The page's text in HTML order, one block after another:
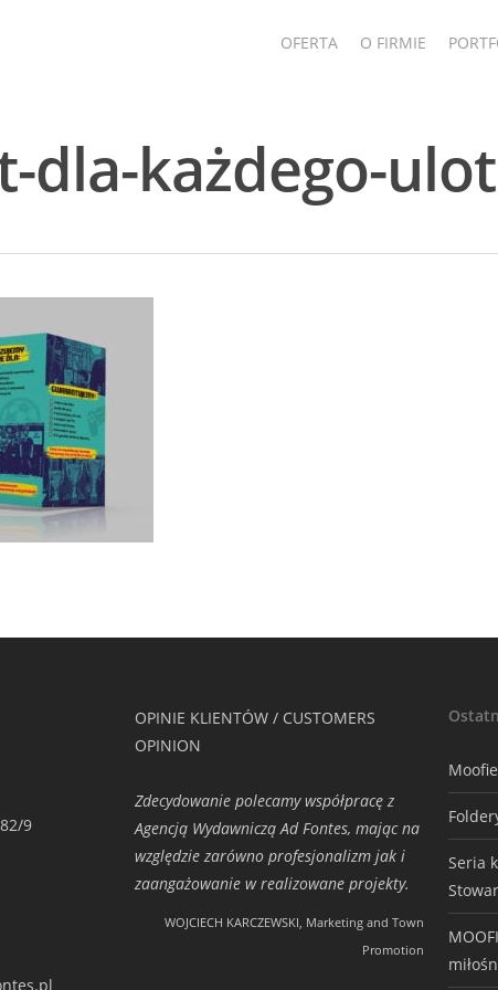
OFERTA O FIRMIE
dla-każdego-
9
OPINIE KLIENTÓW / CUSTOMERS
OPINION
Zdecydowanie polecamy współpracę z
Agencją Wydawniczą Ad Fontes, mając na
względzie zarówno profesjonalizm jak i
zaangażowanie w realizowane projekty.
WOJCIECH KARCZEWSKI, Marketing and Town
Promotion
Seria